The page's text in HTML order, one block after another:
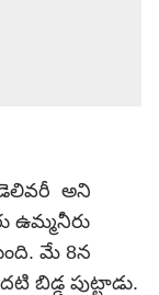
అని
ఉమ్మనీరు
మే 8న
బిడ్డ పుట్టాడు.